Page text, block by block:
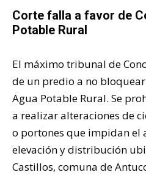
Corte falla a favor de
Potable Rural
El máximo tribunal de
de un predio a no
Agua Potable Rural. Se
a realizar alteraciones de
o portones que impidan el
elevación y distribución
Castillos, comuna de